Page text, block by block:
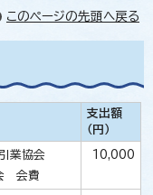
このページの先頭へ戻る
支出額
（円）
業協会
会費
10,000